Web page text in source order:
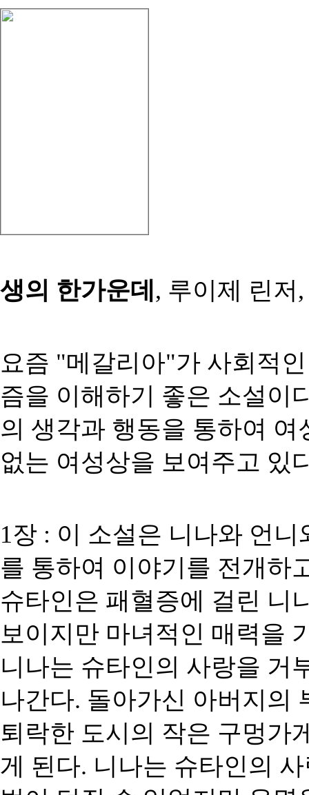
생의 한가운데 , 루이제 린저
요즘 "메갈리아"가 사회적
즘을 이해하기 좋은 소설이
의 생각과 행동을 통하여
없는 여성상을 보여주고 있
1장 : 이 소설은 니나와 언니
를 통하여 이야기를 전개하
슈타인은 패혈증에 걸린 니
보이지만 마녀적인 매력을
니나는 슈타인의 사랑을 거
나간다. 돌아가신 아버지의
퇴락한 도시의 작은 구멍가
게 된다. 니나는 슈타인의